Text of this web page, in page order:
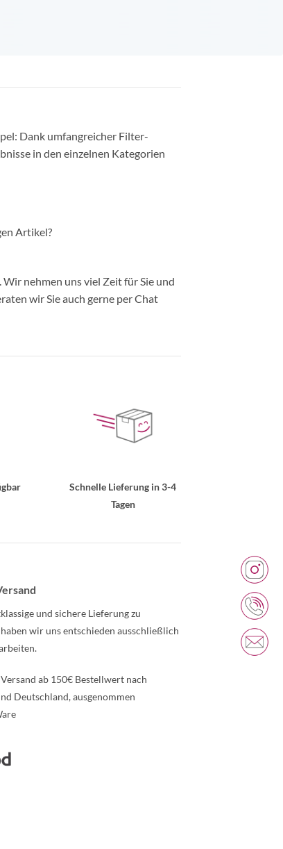
Dank umfangreicher Filter-
in den einzelnen Kategorien
Artikel?
nehmen uns viel Zeit für Sie und
wir Sie auch gerne per Chat
Schnelle Lieferung in 3-4
Tagen
und sichere Lieferung zu
wir uns entschieden ausschließlich
ab 150€ Bestellwert nach
Deutschland, ausgenommen
über den gesperrten Inhalt.